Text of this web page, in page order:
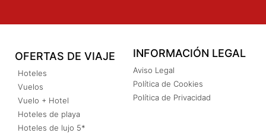
OFERTAS DE VIAJE
Hoteles
Vuelos
Vuelo + Hotel
Hoteles de playa
Hoteles de lujo 5*
INFORMACIÓN LEGAL
Aviso Legal
Política de Cookies
Política de Privacidad